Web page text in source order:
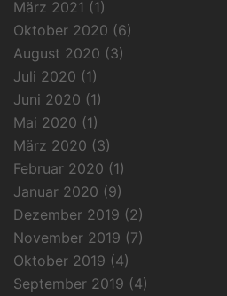
März 2021 (1)
Oktober 2020 (6)
August 2020 (3)
Juli 2020 (1)
Juni 2020 (1)
Mai 2020 (1)
März 2020 (3)
Februar 2020 (1)
Januar 2020 (9)
Dezember 2019 (2)
November 2019 (7)
Oktober 2019 (4)
September 2019 (4)